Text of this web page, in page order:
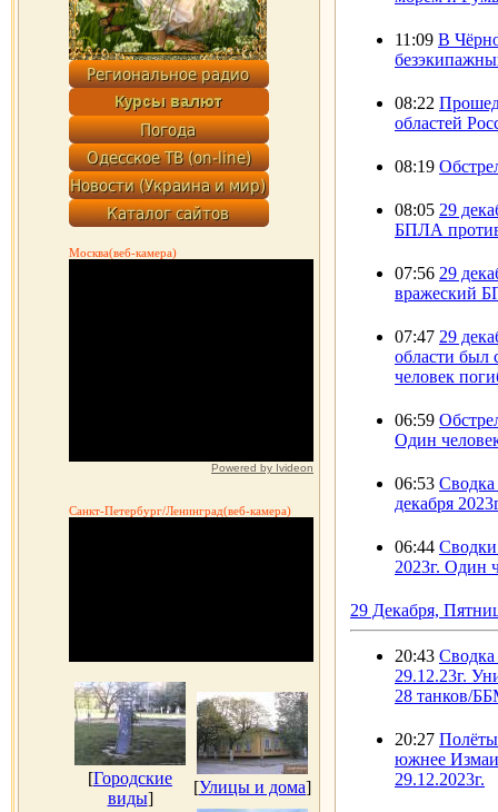
Москва(веб-камера)
Powered by Ivideon
Санкт-Петербург/Ленинград(веб-камера)
[Городские
виды]
[Улицы и дома]
11:09 В
08:22
областей
08:19
08:05 29
БПЛА
07:56 29
вражеский
07:47 29
области
человек
06:59
Один
06:53 Сводка
декабря
06:44 Сводки
2023г. Один
29 Декабря,
20:43
29.12.23г.
28 танков/
20:27
южнее
29.12.2023г.